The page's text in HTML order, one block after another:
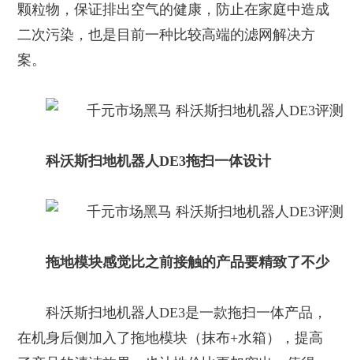
颗粒物，保证排出空气的健康，防止在家庭中造成
二次污染，也是目前一种比较高端的滤网解决方
案。
科沃斯扫地机器人DE3拖扫一体设计
拖地模块感觉比之前接触的产品要精致了不少
科沃斯扫地机器人DE3是一款拖扫一体产品，
在机身后侧加入了拖地模块（抹布+水箱），提高